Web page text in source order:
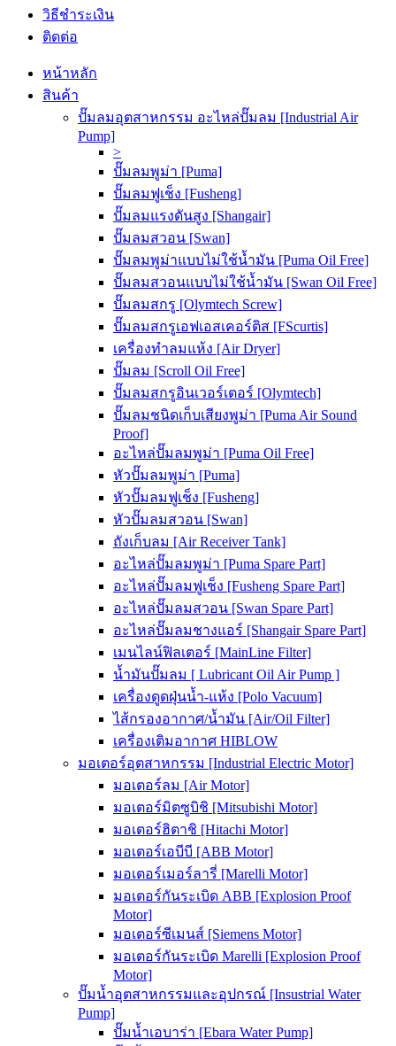
วิธีชำระเงิน
ติดต่อ
หน้าหลัก
สินค้า
ปั๊มลมอุตสาหกรรม อะไหล่ปั๊มลม [Industrial Air
Pump]
>
ปั๊มลมพูม่า [Puma]
ปั๊มลมฟูเช็ง [Fusheng]
ปั๊มลมแรงดันสูง [Shangair]
ปั๊มลมสวอน [Swan]
ปั๊มลมพูม่าแบบไม่ใช้น้ำมัน [Puma Oil Free]
ปั๊มลมสวอนแบบไม่ใช้น้ำมัน [Swan Oil Free]
ปั๊มลมสกรู [Olymtech Screw]
ปั๊มลมสกรูเอฟเอสเคอร์ติส [FScurtis]
เครื่องทำลมแห้ง [Air Dryer]
ปั๊มลม [Scroll Oil Free]
ปั๊มลมสกรูอินเวอร์เตอร์ [Olymtech]
ปั๊มลมชนิดเก็บเสียงพูม่า [Puma Air Sound
Proof]
อะไหล่ปั๊มลมพูม่า [Puma Oil Free]
หัวปั๊มลมพูม่า [Puma]
หัวปั๊มลมฟูเช็ง [Fusheng]
หัวปั๊มลมสวอน [Swan]
ถังเก็บลม [Air Receiver Tank]
อะไหล่ปั๊มลมพูม่า [Puma Spare Part]
อะไหล่ปั๊มลมฟูเช็ง [Fusheng Spare Part]
อะไหล่ปั๊มลมสวอน [Swan Spare Part]
อะไหล่ปั๊มลมชางแอร์ [Shangair Spare Part]
เมนไลน์ฟิลเตอร์ [MainLine Filter]
น้ำมันปั๊มลม [ Lubricant Oil Air Pump ]
เครื่องดูดฝุ่นน้ำ-แห้ง [Polo Vacuum]
ไส้กรองอากาศ/น้ำมัน [Air/Oil Filter]
เครื่องเติมอากาศ HIBLOW
มอเตอร์อุตสาหกรรม [Industrial Electric Motor]
มอเตอร์ลม [Air Motor]
มอเตอร์มิตซูบิชิ [Mitsubishi Motor]
มอเตอร์ฮิตาชิ [Hitachi Motor]
มอเตอร์เอบีบี [ABB Motor]
มอเตอร์เมอร์ลารี่ [Marelli Motor]
มอเตอร์กันระเบิด ABB [Explosion Proof
Motor]
มอเตอร์ซีเมนส์ [Siemens Motor]
มอเตอร์กันระเบิด Marelli [Explosion Proof
Motor]
ปั๊มน้ำอุตสาหกรรมและอุปกรณ์ [Insustrial Water
Pump]
ปั๊มน้ำเอบาร่า [Ebara Water Pump]